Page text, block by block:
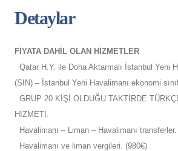
Detaylar
FİYATA DAHİL OLAN HİZMETLER
Qatar H.Y. ile Doha Aktarmalı İstanbul Yeni
(SIN) – İstanbul Yeni Havalimanı ekonomi
GRUP 20 KİŞİ OLDUĞU TAKTİRDE
HİZMETİ.
Havalimanı – Liman – Havalimanı transferler.
Havalimanı ve liman vergileri. (980€)